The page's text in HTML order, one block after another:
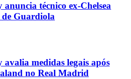
técnico ex-Chelsea
Guardiola
avalia medidas legais após
no Real Madrid